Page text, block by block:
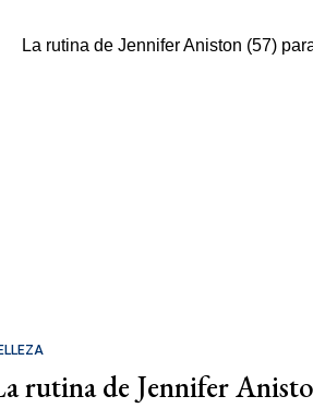
rutina de Jennifer